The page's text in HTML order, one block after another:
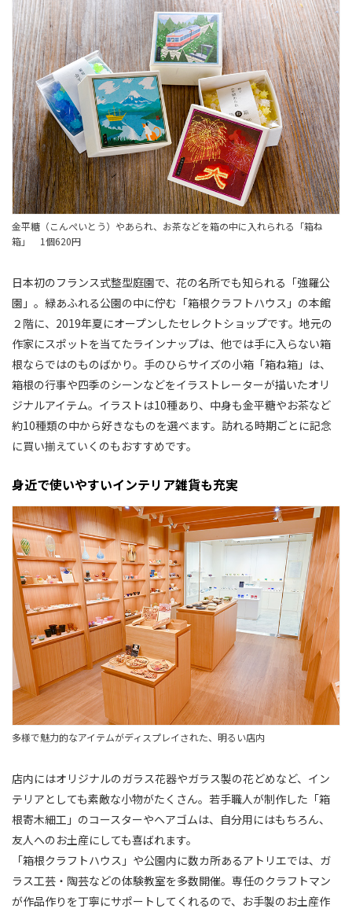
金平糖（こんぺいとう）やあられ、お茶などを箱の中に入れられる「箱ね
箱」 1個620円
日本初のフランス式整型庭園で、花の名所でも知られる「強羅公
園」。緑あふれる公園の中に佇む「箱根クラフトハウス」の本館
２階に、2019年夏にオープンしたセレクトショップです。地元の
作家にスポットを当てたラインナップは、他では手に入らない箱
根ならではのものばかり。手のひらサイズの小箱「箱ね箱」は、
箱根の行事や四季のシーンなどをイラストレーターが描いたオリ
ジナルアイテム。イラストは10種あり、中身も金平糖やお茶など
約10種類の中から好きなものを選べます。訪れる時期ごとに記念
に買い揃えていくのもおすすめです。
身近で使いやすいインテリア雑貨も充実
多様で魅力的なアイテムがディスプレイされた、明るい店内
店内にはオリジナルのガラス花器やガラス製の花どめなど、イン
テリアとしても素敵な小物がたくさん。若手職人が制作した「箱
根寄木細工」のコースターやヘアゴムは、自分用にはもちろん、
友人へのお土産にしても喜ばれます。
「箱根クラフトハウス」や公園内に数カ所あるアトリエでは、ガ
ラス工芸・陶芸などの体験教室を多数開催。専任のクラフトマン
が作品作りを丁寧にサポートしてくれるので、お手製のお土産作